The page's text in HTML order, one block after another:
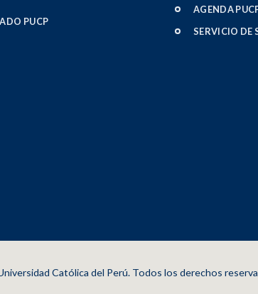
PUCP
AGENDA
SERVICIO DE
Católica del Perú. Todos los derechos